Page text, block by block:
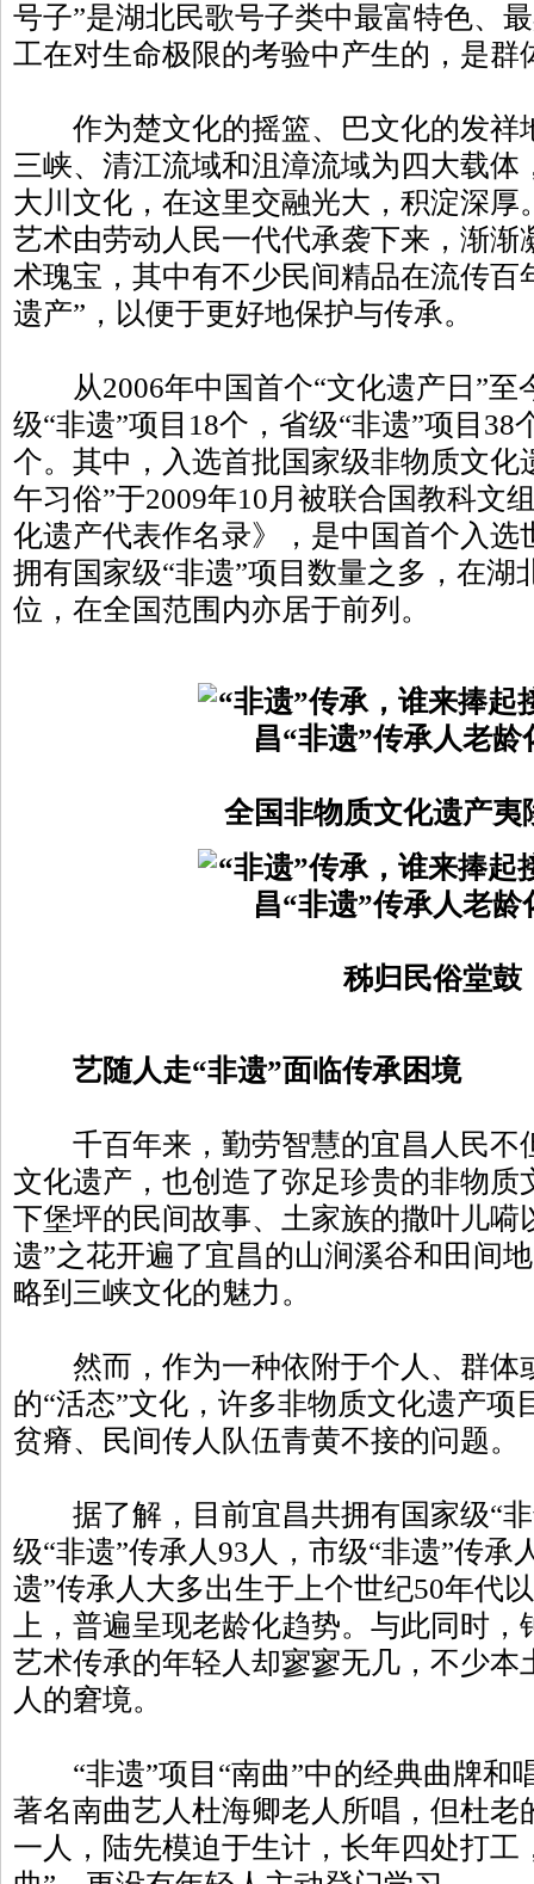
号子”是湖北民歌号子类中最富特色、
工在对生命极限的考验中产生的，是群
作为楚文化的摇篮、巴文化的发祥
三峡、清江流域和沮漳流域为四大载
大川文化，在这里交融光大，积淀深厚
艺术由劳动人民一代代承袭下来，渐渐
术瑰宝，其中有不少民间精品在流传百
遗产”，以便于更好地保护与传承。
从2006年中国首个“文化遗产日”至
级“非遗”项目18个，省级“非遗”项目38
个。其中，入选首批国家级非物质文化
午习俗”于2009年10月被联合国教科文
化遗产代表作名录》，是中国首个入选
拥有国家级“非遗”项目数量之多，在湖
位，在全国范围内亦居于前列。
全国非物质文化遗产夷
秭归民俗堂鼓
艺随人走“非遗”面临传承困境
千百年来，勤劳智慧的宜昌人民不
文化遗产，也创造了弥足珍贵的非物质
下堡坪的民间故事、土家族的撒叶儿嗬
遗”之花开遍了宜昌的山涧溪谷和田间
略到三峡文化的魅力。
然而，作为一种依附于个人、群体
的“活态”文化，许多非物质文化遗产项
贫瘠、民间传人队伍青黄不接的问题。
据了解，目前宜昌共拥有国家级“非
级“非遗”传承人93人，市级“非遗”传承
遗”传承人大多出生于上个世纪50年代
上，普遍呈现老龄化趋势。与此同时
艺术传承的年轻人却寥寥无几，不少本
人的窘境。
“非遗”项目“南曲”中的经典曲牌和
著名南曲艺人杜海卿老人所唱，但杜老
一人，陆先模迫于生计，长年四处打工